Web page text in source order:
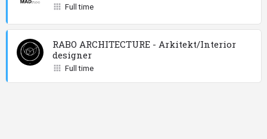
Full time
RABO ARCHITECTURE - Arkitekt/Interior
designer
Full time